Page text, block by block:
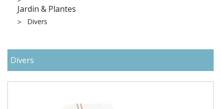
Jardin & Plantes
Divers
Divers